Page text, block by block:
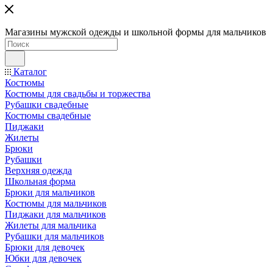
Магазины мужской одежды и школьной формы для мальчиков
Каталог
Костюмы
Костюмы для свадьбы и торжества
Рубашки свадебные
Костюмы свадебные
Пиджаки
Жилеты
Брюки
Рубашки
Верхняя одежда
Школьная форма
Брюки для мальчиков
Костюмы для мальчиков
Пиджаки для мальчиков
Жилеты для мальчика
Рубашки для мальчиков
Брюки для девочек
Юбки для девочек